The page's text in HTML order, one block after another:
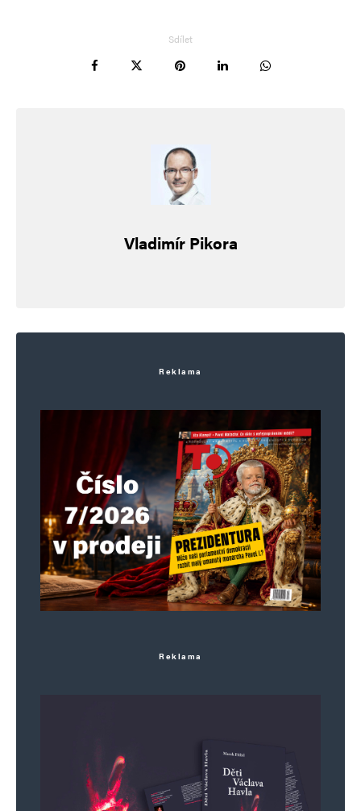
Informujte mě o nových komentářích e-mailem.
Informujte mě o nových příspěvcích e-mailem.
Alternative:
Sdílet
Vladimír Pikora
Reklama
Reklama